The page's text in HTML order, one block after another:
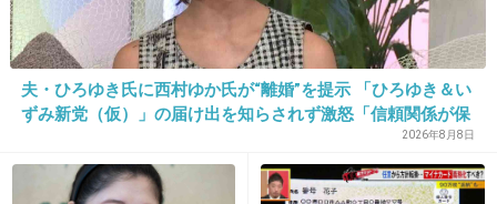
17. 匿名 2016/04/27(水) 18:20:43
この前のmステで披露した曲、bigbangの中の
ユニット？の曲にそっくりで話題らしいね。
どちらのファンでもないから理由がわからない
似せようとしてるの？？誰かが好きなの？まさ
夫・ひろゆき氏に西村ゆか氏が“離婚”を提示 「ひろゆき＆い
ずみ新党（仮）」の届け出を知らされず激怒「信頼関係が保
2026年8月8日